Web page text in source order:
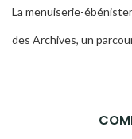
La menuiserie-
des Archives, un